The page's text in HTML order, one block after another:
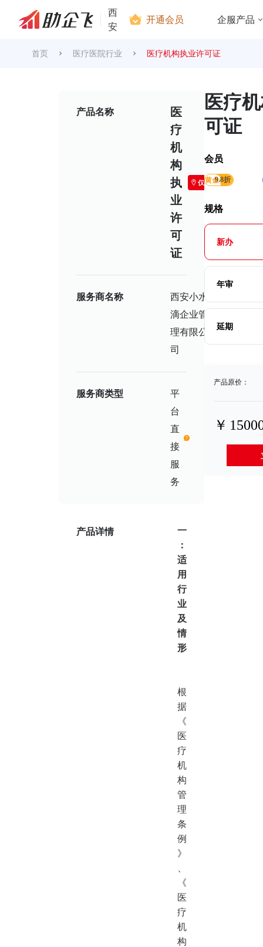
西
安
开通会员 企服产品
首页 医疗医院行业 医疗机构执业许可证
产品名称
医
疗
机
构
执
业
许
可
证
仅限西安
服务商名称
西安小水
滴企业管
理有限公
司
营
执
服务商类型
平
台
直
接
服
务
产品详情
一
：
适
用
行
业
及
情
形
根
据
《
医
疗
机
构
管
理
条
例
》
《
医
疗
机
构
医疗
可证
会员
9.8折
黄金会员
规格
新办
年审
延期
产品原价：
￥